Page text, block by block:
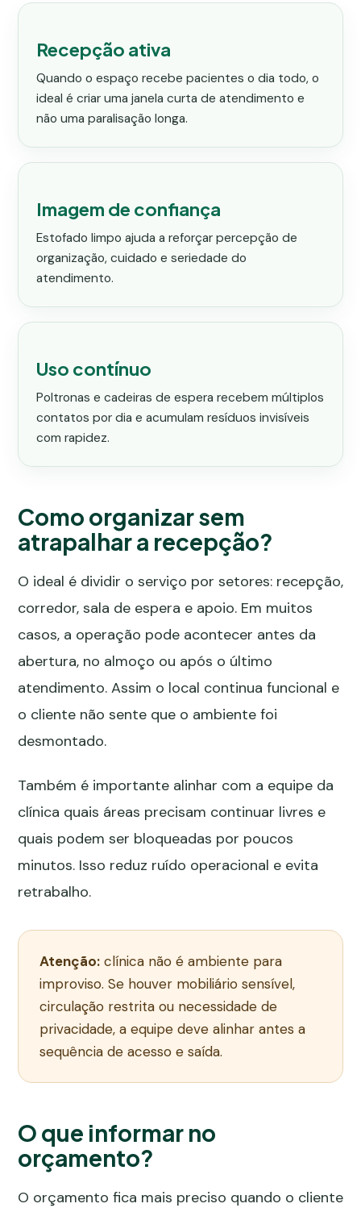
Recepção ativa
Quando o espaço recebe pacientes o dia todo, o
ideal é criar uma janela curta de atendimento e
não uma paralisação longa.
Imagem de confiança
Estofado limpo ajuda a reforçar percepção de
organização, cuidado e seriedade do
atendimento.
Uso contínuo
Poltronas e cadeiras de espera recebem múltiplos
contatos por dia e acumulam resíduos invisíveis
com rapidez.
Como organizar sem
atrapalhar a recepção?
O ideal é dividir o serviço por setores: recepção,
corredor, sala de espera e apoio. Em muitos
casos, a operação pode acontecer antes da
abertura, no almoço ou após o último
atendimento. Assim o local continua funcional e
o cliente não sente que o ambiente foi
desmontado.
Também é importante alinhar com a equipe da
clínica quais áreas precisam continuar livres e
quais podem ser bloqueadas por poucos
minutos. Isso reduz ruído operacional e evita
retrabalho.
Atenção: clínica não é ambiente para
improviso. Se houver mobiliário sensível,
circulação restrita ou necessidade de
privacidade, a equipe deve alinhar antes a
sequência de acesso e saída.
O que informar no
orçamento?
O orçamento fica mais preciso quando o cliente